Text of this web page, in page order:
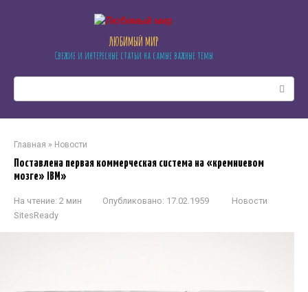
ЛЮБИМЫЙ МИР
Свежие и интересные статьи на самые важные темы
Главная » Новости
Поставлена первая коммерческая система на «кремниевом
мозге» IBM»
На чтение: 2 мин Опубликовано: 17.02.1959
Новости
SitesReady